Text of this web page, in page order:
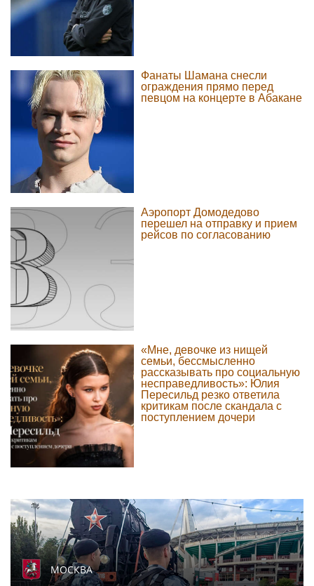
Фанаты Шамана снесли
ограждения прямо перед
певцом на концерте в Абакане
Аэропорт Домодедово
перешел на отправку и прием
рейсов по согласованию
«Мне, девочке из нищей
семьи, бессмысленно
рассказывать про социальную
несправедливость»: Юлия
Пересильд резко ответила
критикам после скандала с
поступлением дочери
МОСКВА